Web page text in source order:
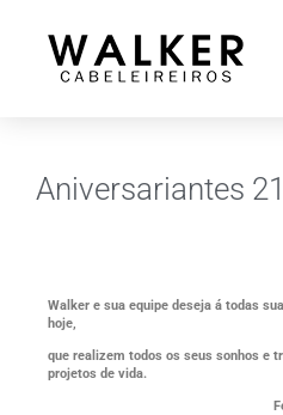
Aniversariantes
Walker e sua equipe deseja á todas
hoje,
que realizem todos os seus sonhos e
projetos de vida.
Feliz